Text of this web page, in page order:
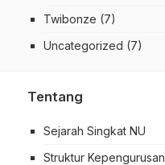
Twibonze (7)
Uncategorized (7)
Tentang
Sejarah Singkat NU
Struktur Kepengurusan